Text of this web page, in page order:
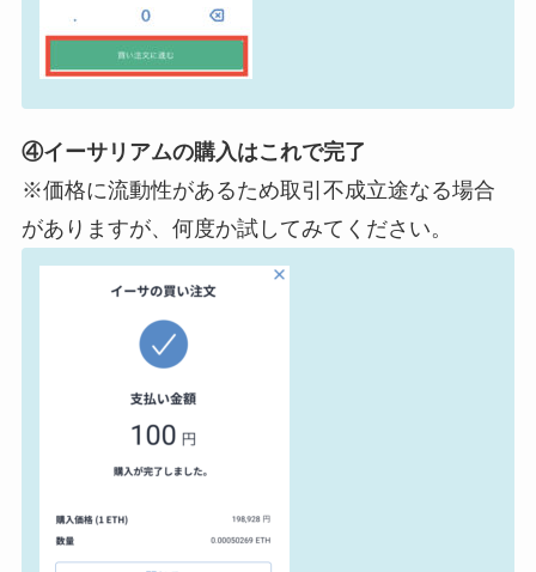
④イーサリアムの購入はこれで完了
※価格に流動性があるため取引不成立途なる場合
がありますが、何度か試してみてください。